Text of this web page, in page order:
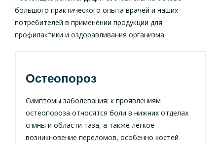
большого практического опыта врачей и наших
потребителей в применении продукции для
профилактики и оздоравливания организма.
Остеопороз
Симптомы заболевания: к проявлениям
остеопороза относятся боли в нижних отделах
спины и области таза, а также лёгкое
возникновение переломов, особенно костей